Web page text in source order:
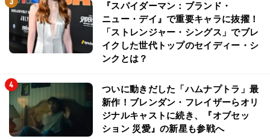
『スパイダーマン：ブランド・
ニュー・デイ』で重要キャラに抜擢！
「ストレンジャー・シングス」でブレ
イクした世代トップのセイディー・シ
ンクとは？
ついに動きだした「ハムナプトラ」最
新作！ブレンダン・フレイザーらオリ
ジナルキャストに続き、『オブセッ
ション 災愛』の新星も参戦へ